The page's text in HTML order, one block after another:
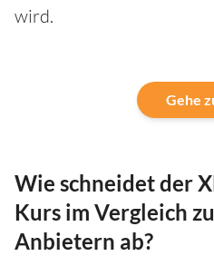
wird.
Gehe
Wie schneidet der
Kurs im Vergleich
Anbietern ab?